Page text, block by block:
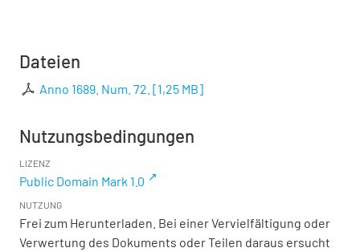
Dateien
Anno 1689. Num. 72. [1,25 MB]
Nutzungsbedingungen
LIZENZ
Public Domain Mark 1.0
NUTZUNG
Frei zum Herunterladen. Bei einer Vervielfältigung oder
Verwertung des Dokuments oder Teilen daraus ersucht